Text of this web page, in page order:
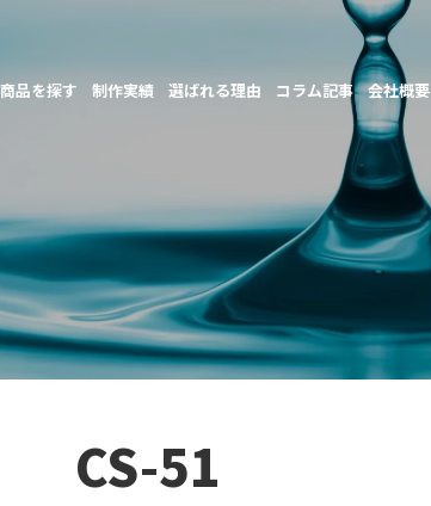
商品を探す 制作実績 選ばれる理由 コラム記事 会社概要
CS-51